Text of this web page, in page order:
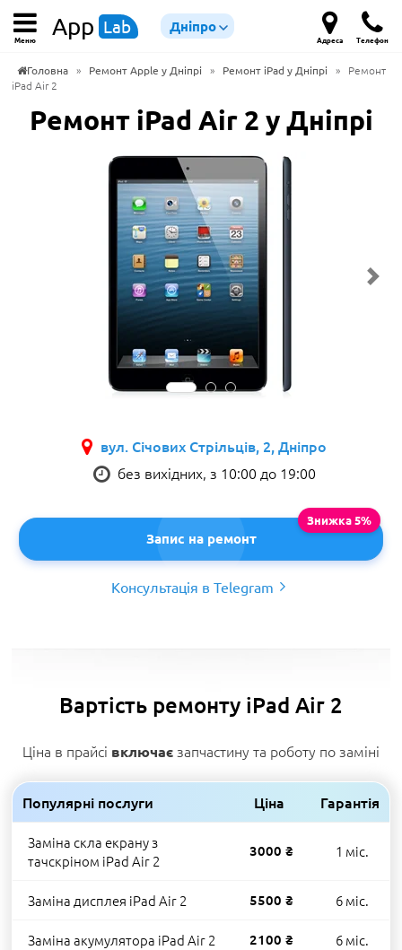
Меню App Lab Дніпро
Адреса Телефон
Головна » Ремонт Apple у Дніпрі » Ремонт iPad у Дніпрі »
Ремонт
iPad Air 2
Ремонт iPad Air 2 у Дніпрі
вул. Січових Стрільців, 2, Дніпро
без вихідних, з 10:00 до 19:00
Запис на ремонт
Консультація в Telegram
Вартість ремонту iPad Air 2
Ціна в прайсі включає запчастину та роботу по заміні
Популярні послуги Ціна Гарантія
Заміна скла екрану з
тачскріном iPad Air 2
3000 ₴ 1 міс.
Заміна дисплея iPad Air 2 5500 ₴ 6 міс.
Заміна акумулятора iPad Air 2 2100 ₴ 6 міс.